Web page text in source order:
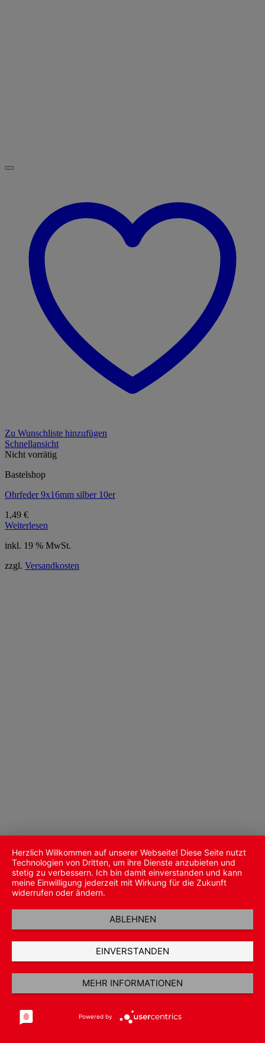
Zu Wunschliste hinzufügen
Schnellansicht
Nicht vorrätig
Bastelshop
Ohrfeder 9x16mm silber 10er
1,49 €
Weiterlesen
inkl. 19 % MwSt.
zzgl. Versandkosten
Herzlich Willkommen auf unserer Webseite! Diese Seite nutzt
Technologien von Dritten, um ihre Dienste anzubieten und
stetig zu verbessern. Ich bin damit einverstanden und kann
meine Einwilligung jederzeit mit Wirkung für die Zukunft
widerrufen oder ändern.
ABLEHNEN
EINVERSTANDEN
MEHR INFORMATIONEN
Powered by